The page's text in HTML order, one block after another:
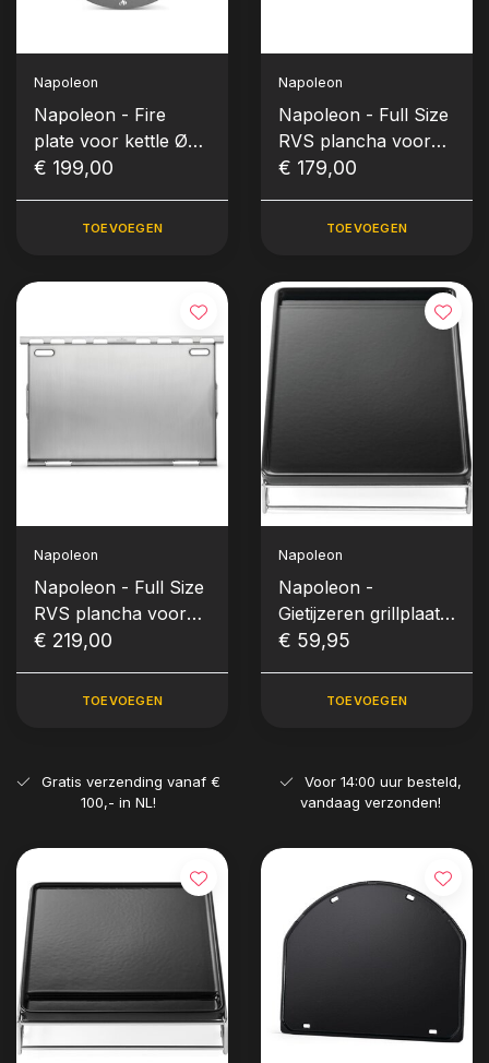
Napoleon
Napoleon - Fire
plate voor kettle Ø
47cm & Ø 57cm
€ 199,00
TOEVOEGEN
Napoleon
Napoleon - Full Size
RVS plancha voor
Freestyle™ & Rogue®
€ 179,00
TOEVOEGEN
Napoleon
Napoleon - Full Size
RVS plancha voor
Rogue® 525/625,
Prestige® PRO
€ 219,00
TOEVOEGEN
Napoleon
Napoleon -
Gietijzeren grillplaat
voor de SIZZLE
€ 59,95
TOEVOEGEN
Gratis verzending vanaf €
100,- in NL!
Voor 14:00 uur besteld,
vandaag verzonden!